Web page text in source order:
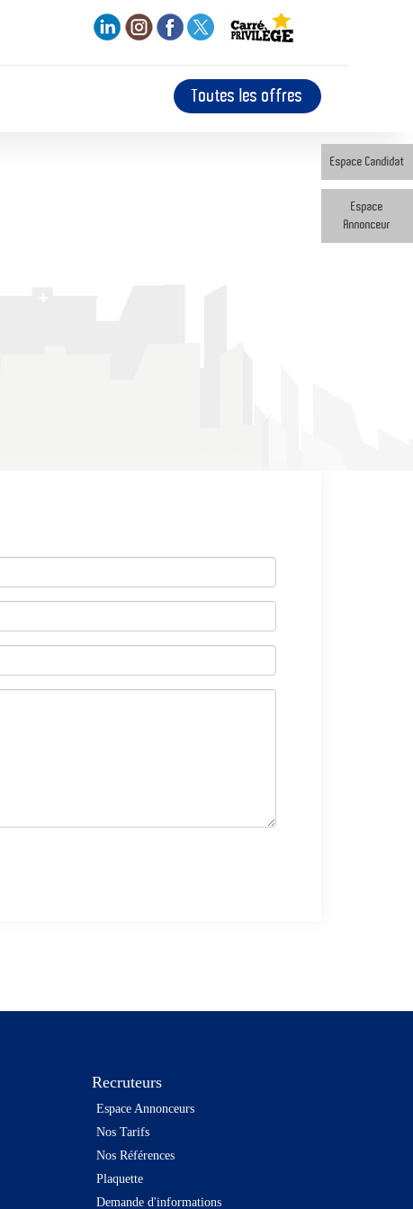
Toutes les offres
Espace Candidat
Espace
Annonceur
Recruteurs
Espace Annonceurs
Nos Tarifs
Nos Références
Plaquette
Demande d'informations